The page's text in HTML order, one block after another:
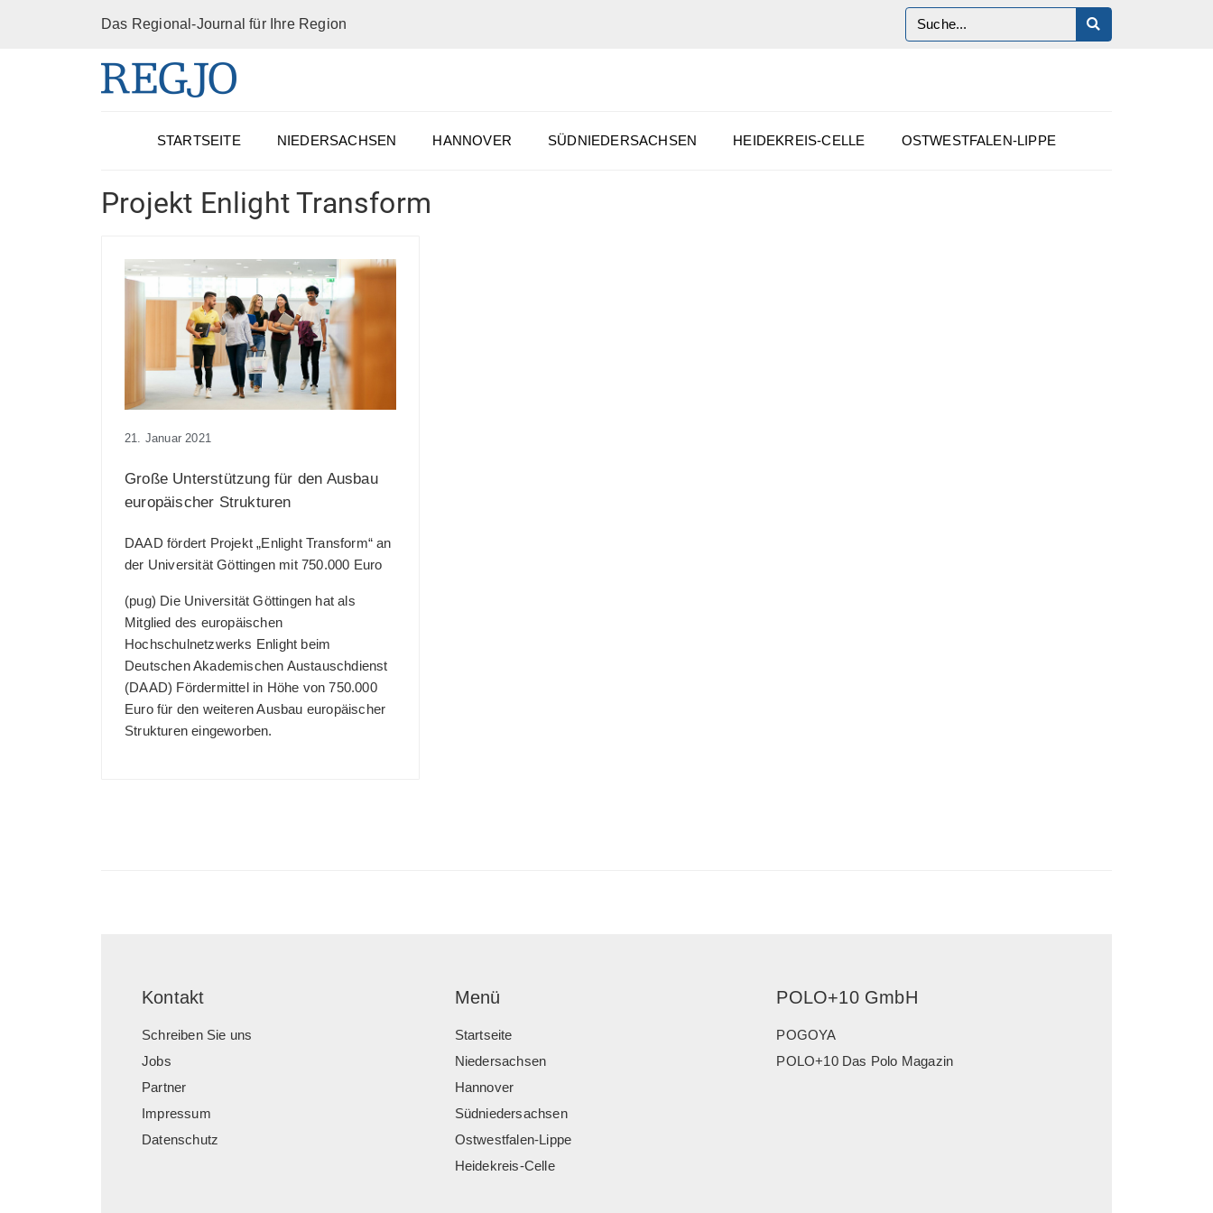
Das Regional-Journal für Ihre Region
STARTSEITE NIEDERSACHSEN HANNOVER SÜDNIEDERSACHSEN HEIDEKREIS-CELLE OSTWESTFALEN-LIPPE
Projekt Enlight Transform
21. Januar 2021
Große Unterstützung für den Ausbau
europäischer Strukturen
DAAD fördert Projekt „Enlight Transform“ an
der Universität Göttingen mit 750.000 Euro
(pug) Die Universität Göttingen hat als
Mitglied des europäischen
Hochschulnetzwerks Enlight beim
Deutschen Akademischen Austauschdienst
(DAAD) Fördermittel in Höhe von 750.000
Euro für den weiteren Ausbau europäischer
Strukturen eingeworben.
Kontakt
Schreiben Sie uns
Jobs
Partner
Impressum
Datenschutz
Menü
Startseite
Niedersachsen
Hannover
Südniedersachsen
Ostwestfalen-Lippe
Heidekreis-Celle
POLO+10 GmbH
POGOYA
POLO+10 Das Polo Magazin